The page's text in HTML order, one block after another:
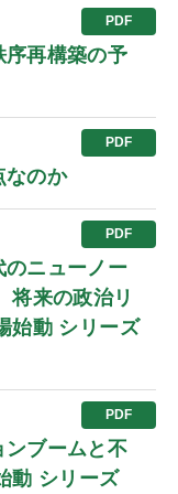
PDF
序再構築の予
PDF
なのか
PDF
のニューノー
将来の政治リ
始動 シリーズ
PDF
ンブームと不
動 シリーズ